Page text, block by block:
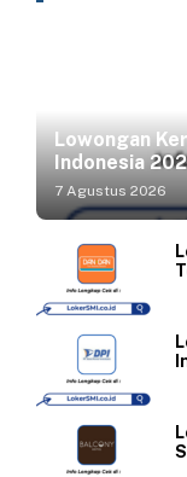
Lowongan
Indonesia
7 Agustus 2026